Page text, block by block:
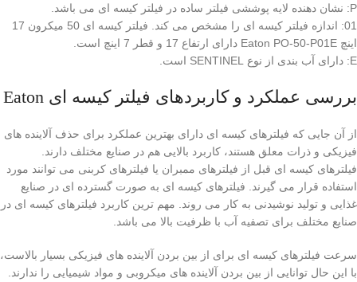
P: نشان دهنده لایه پوششی فیلتر ساده در فیلتر کیسه ای می باشد.
01: اندازه فیلتر کیسه ای را مشخص می کند. فیلتر کیسه ای 50 میکرون 17
اینچ Eaton PO-50-P01E دارای ارتفاع 17 و قطر 7 اینچ است.
E: دارای آب بندی از نوع SENTINEL است.
بررسی عملکرد و کاربردهای فیلتر کیسه ای Eaton
از آن جایی که فیلترهای کیسه ای دارای بهترین عملکرد برای حذف آلاینده های
فیزیکی و ذرات معلق هستند، کاربرد بالایی هم در صنایع مختلف دارند.
فیلترهای کیسه ای قبل از فیلترهای ممبران یا فیلترهای کربنی می توانند مورد
استفاده قرار می گیرند. فیلترهای کیسه ای به صورت گسترده ای در صنایع
غذایی و تولید نوشیدنی به کار می روند. مهم ترین کاربرد فیلترهای کیسه ای در
صنایع مختلف برای تصفیه آب با ظرفیت بالا می باشد.
سرعت فیلترهای کیسه ای برای از بین بردن آلاینده های فیزیکی بسیار بالاست،
با این حال توانایی از بین بردن آلاینده های میکروبی و مواد شیمیایی را ندارند.